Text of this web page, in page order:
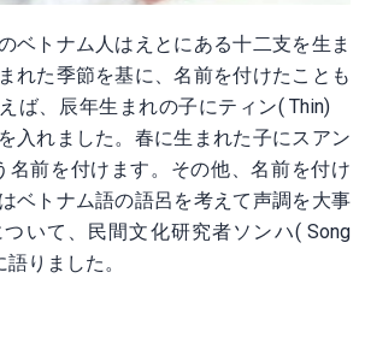
ベトナム人はえとにある十二支を生ま
れた季節を基に、名前を付けたことも
ば、辰年生まれの子にティン( Thin)
入れました。春に生まれた子にスアン
名前を付けます。その他、名前を付け
ベトナム語の語呂を考えて声調を大事
いて、民間文化研究者ソンハ( Song
りました。